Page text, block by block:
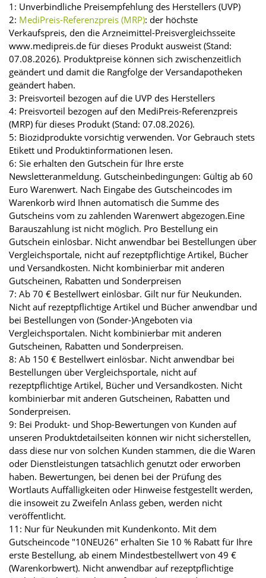
1: Unverbindliche Preisempfehlung des Herstellers (UVP)
2: MediPreis-Referenzpreis (MRP): der höchste
Verkaufspreis, den die Arzneimittel-Preisvergleichsseite
www.medipreis.de für dieses Produkt ausweist (Stand:
07.08.2026). Produktpreise können sich zwischenzeitlich
geändert und damit die Rangfolge der Versandapotheken
geändert haben.
3: Preisvorteil bezogen auf die UVP des Herstellers
4: Preisvorteil bezogen auf den MediPreis-Referenzpreis
(MRP) für dieses Produkt (Stand: 07.08.2026).
5: Biozidprodukte vorsichtig verwenden. Vor Gebrauch stets
Etikett und Produktinformationen lesen.
6: Sie erhalten den Gutschein für Ihre erste
Newsletteranmeldung. Gutscheinbedingungen: Gültig ab 60
Euro Warenwert. Nach Eingabe des Gutscheincodes im
Warenkorb wird Ihnen automatisch die Summe des
Gutscheins vom zu zahlenden Warenwert abgezogen.Eine
Barauszahlung ist nicht möglich. Pro Bestellung ein
Gutschein einlösbar. Nicht anwendbar bei Bestellungen über
Vergleichsportale, nicht auf rezeptpflichtige Artikel, Bücher
und Versandkosten. Nicht kombinierbar mit anderen
Gutscheinen, Rabatten und Sonderpreisen
7: Ab 70 € Bestellwert einlösbar. Gilt nur für Neukunden.
Nicht auf rezeptpflichtige Artikel und Bücher anwendbar und
bei Bestellungen von (Sonder-)Angeboten via
Vergleichsportalen. Nicht kombinierbar mit anderen
Gutscheinen, Rabatten und Sonderpreisen.
8: Ab 150 € Bestellwert einlösbar. Nicht anwendbar bei
Bestellungen über Vergleichsportale, nicht auf
rezeptpflichtige Artikel, Bücher und Versandkosten. Nicht
kombinierbar mit anderen Gutscheinen, Rabatten und
Sonderpreisen.
9: Bei Produkt- und Shop-Bewertungen von Kunden auf
unseren Produktdetailseiten können wir nicht sicherstellen,
dass diese nur von solchen Kunden stammen, die die Waren
oder Dienstleistungen tatsächlich genutzt oder erworben
haben. Bewertungen, bei denen bei der Prüfung des
Wortlauts Auffälligkeiten oder Hinweise festgestellt werden,
die insoweit zu Zweifeln Anlass geben, werden nicht
veröffentlicht.
11: Nur für Neukunden mit Kundenkonto. Mit dem
Gutscheincode "10NEU26" erhalten Sie 10 % Rabatt für Ihre
erste Bestellung, ab einem Mindestbestellwert von 49 €
(Warenkorbwert). Nicht anwendbar auf rezeptpflichtige